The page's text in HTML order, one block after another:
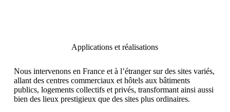
Applications et réalisations
Nous intervenons en France et à l’étranger sur des sites variés,
allant des centres commerciaux et hôtels aux bâtiments
publics, logements collectifs et privés, transformant ainsi aussi
bien des lieux prestigieux que des sites plus ordinaires.